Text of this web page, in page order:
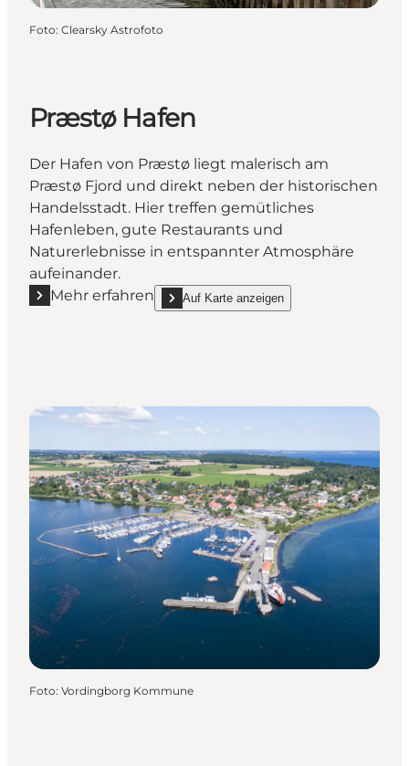
Foto: Clearsky Astrofoto
Præstø Hafen
Der Hafen von Præstø liegt malerisch am
Præstø Fjord und direkt neben der historischen
Handelsstadt. Hier treffen gemütliches
Hafenleben, gute Restaurants und
Naturerlebnisse in entspannter Atmosphäre
aufeinander.
Mehr erfahren
Mehr erfahren "Præstø Hafen"
Auf Karte anzeigen
show Præstø Hafen on_map
Foto: Vordingborg Kommune